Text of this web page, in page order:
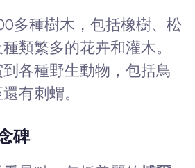
多種樹木，包括橡樹、松
類繁多的花卉和灌木。
各種野生動物，包括鳥
有刺蝟。
碑